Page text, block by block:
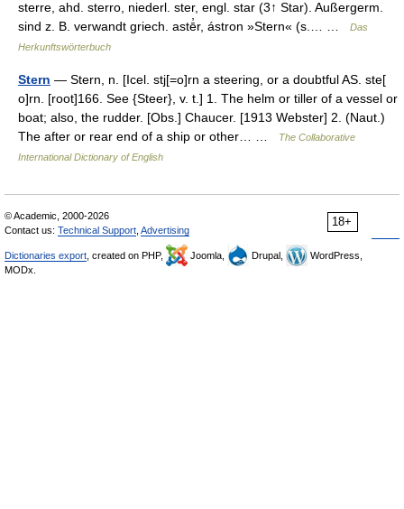
sterre, ahd. sterro, niederl. ster, engl. star (3↑ Star). Außergerm.
sind z. B. verwandt griech. astē̓r, ástron »Stern« (s.… …
Das
Herkunftswörterbuch
Stern — Stern, n. [Icel. stj[=o]rn a steering, or a doubtful AS. ste[
o]rn. [root]166. See {Steer}, v. t.] 1. The helm or tiller of a vessel or
boat; also, the rudder. [Obs.] Chaucer. [1913 Webster] 2. (Naut.)
The after or rear end of a ship or other… …
The Collaborative
International Dictionary of English
18+
© Academic, 2000-2026
Contact us: Technical Support Advertising
Dictionaries export , created on PHP, Joomla, Drupal,
WordPress,
MODx.